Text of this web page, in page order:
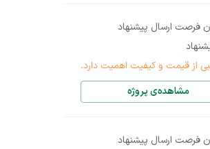
فرصت ارسال پیشنهاد
از قیمت و کیفیت اهمیت دارد.
مشاهده‌ی پروژه
فرصت ارسال پیشنهاد